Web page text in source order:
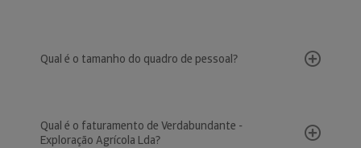
Qual é o tamanho do quadro de pessoal?
Qual é o faturamento de Verdabundante -
Exploração Agrícola Lda?